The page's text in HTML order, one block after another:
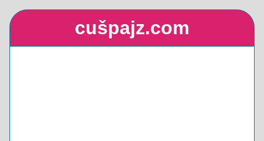
cušpajz.com